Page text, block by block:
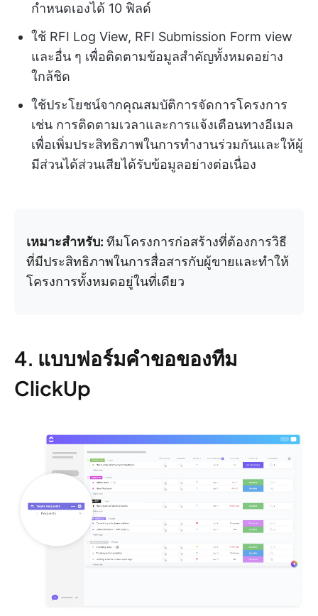
กำหนดเองได้ 10 ฟิลด์
ใช้ RFI Log View, RFI Submission Form view
และอื่น ๆ เพื่อติดตามข้อมูลสำคัญทั้งหมดอย่าง
ใกล้ชิด
ใช้ประโยชน์จากคุณสมบัติการจัดการโครงการ
เช่น การติดตามเวลาและการแจ้งเตือนทางอีเมล
เพื่อเพิ่มประสิทธิภาพในการทำงานร่วมกันและให้ผู้
มีส่วนได้ส่วนเสียได้รับข้อมูลอย่างต่อเนื่อง
เหมาะสำหรับ: ทีมโครงการก่อสร้างที่ต้องการวิธี
ที่มีประสิทธิภาพในการสื่อสารกับผู้ขายและทำให้
โครงการทั้งหมดอยู่ในที่เดียว
4. แบบฟอร์มคำขอของทีม
ClickUp